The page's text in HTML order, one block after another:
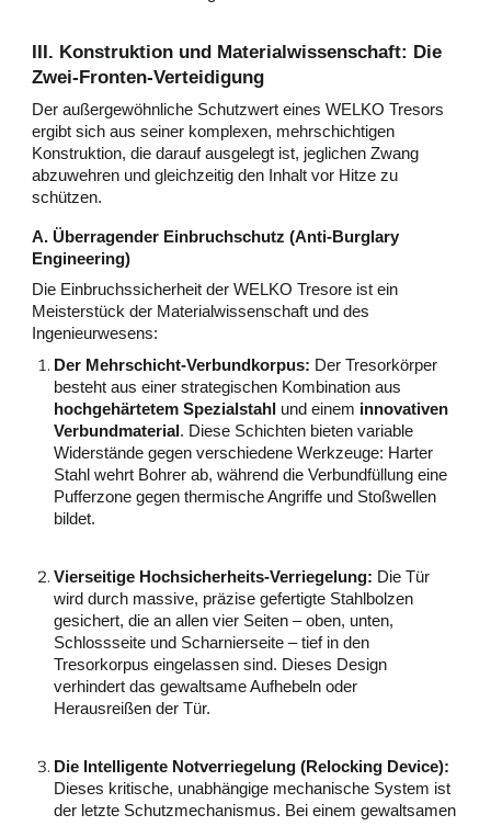
III. Konstruktion und Materialwissenschaft: Die
Zwei-Fronten-Verteidigung
Der außergewöhnliche Schutzwert eines WELKO Tresors
ergibt sich aus seiner komplexen, mehrschichtigen
Konstruktion, die darauf ausgelegt ist, jeglichen Zwang
abzuwehren und gleichzeitig den Inhalt vor Hitze zu
schützen.
A. Überragender Einbruchschutz (Anti-Burglary
Engineering)
Die Einbruchssicherheit der WELKO Tresore ist ein
Meisterstück der Materialwissenschaft und des
Ingenieurwesens:
Der Mehrschicht-Verbundkorpus: Der Tresorkörper
besteht aus einer strategischen Kombination aus
hochgehärtetem Spezialstahl und einem innovativen
Verbundmaterial . Diese Schichten bieten variable
Widerstände gegen verschiedene Werkzeuge: Harter
Stahl wehrt Bohrer ab, während die Verbundfüllung eine
Pufferzone gegen thermische Angriffe und Stoßwellen
bildet.
Vierseitige Hochsicherheits-Verriegelung: Die Tür
wird durch massive, präzise gefertigte Stahlbolzen
gesichert, die an allen vier Seiten – oben, unten,
Schlossseite und Scharnierseite – tief in den
Tresorkorpus eingelassen sind. Dieses Design
verhindert das gewaltsame Aufhebeln oder
Herausreißen der Tür.
Die Intelligente Notverriegelung (Relocking Device):
Dieses kritische, unabhängige mechanische System ist
der letzte Schutzmechanismus. Bei einem gewaltsamen